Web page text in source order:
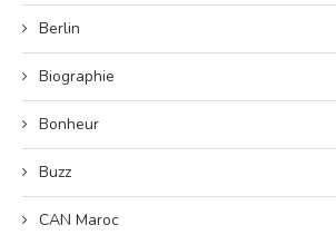
Berlin
Biographie
Bonheur
Buzz
CAN Maroc